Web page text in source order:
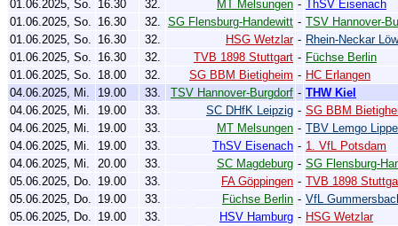
01.06.2025, So. 16.30 32. MT Melsungen - ThSV Eisenach
01.06.2025, So. 16.30 32. SG Flensburg-Handewitt - TSV Hannover-
01.06.2025, So. 16.30 32. HSG Wetzlar - Rhein-Neckar
01.06.2025, So. 16.30 32. TVB 1898 Stuttgart - Füchse Berlin
01.06.2025, So. 18.00 32. SG BBM Bietigheim - HC Erlangen
04.06.2025, Mi.
19.00 33. TSV Hannover-Burgdorf - THW Kiel
04.06.2025, Mi.
19.00 33. SC DHfK Leipzig - SG BBM
04.06.2025, Mi.
19.00 33. MT Melsungen - TBV Lemgo Lippe
04.06.2025, Mi.
19.00 33. ThSV Eisenach - 1. VfL Potsdam
04.06.2025, Mi.
20.00 33. SC Magdeburg - SG Flensburg-
05.06.2025, Do. 19.00 33. FA Göppingen - TVB 1898
05.06.2025, Do. 19.00 33. Füchse Berlin - VfL
05.06.2025, Do. 19.00 33. HSV Hamburg - HSG Wetzlar